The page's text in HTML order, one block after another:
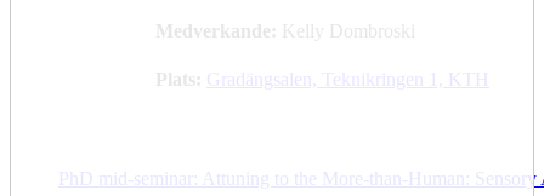
Medverkande: Kelly Dombroski
Plats: Gradängsalen, Teknikringen 1, KTH
PhD mid-seminar: Attuning to the More-than-Human: